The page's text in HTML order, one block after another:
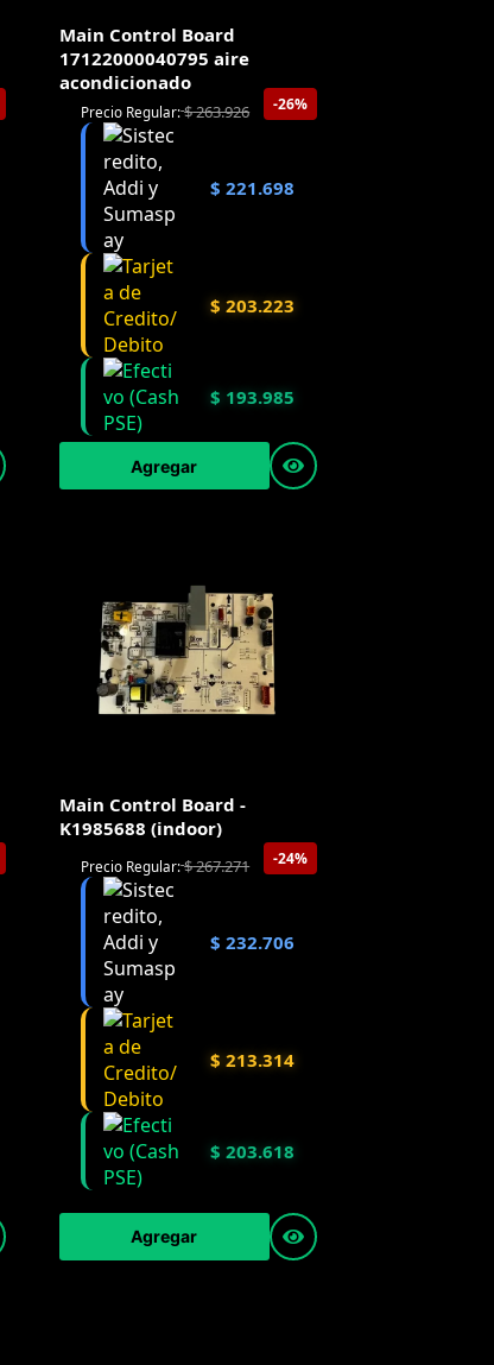
Main Control Board
17122000040795 aire
acondicionado
-26%
Precio Regular:$263.926
$ 221.698
$ 203.223
$ 193.985
Agregar
Main Control Board -
K1985688 (indoor)
-24%
Precio Regular:$267.271
$ 232.706
$ 213.314
$ 203.618
Agregar